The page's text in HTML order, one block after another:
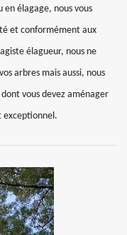
élagage, nous vous
et conformément aux
élagueur, nous ne
arbres mais aussi, nous
vous devez aménager
exceptionnel.